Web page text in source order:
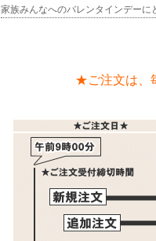
家族みんなへのバレンタインデーに
★ご注文は、